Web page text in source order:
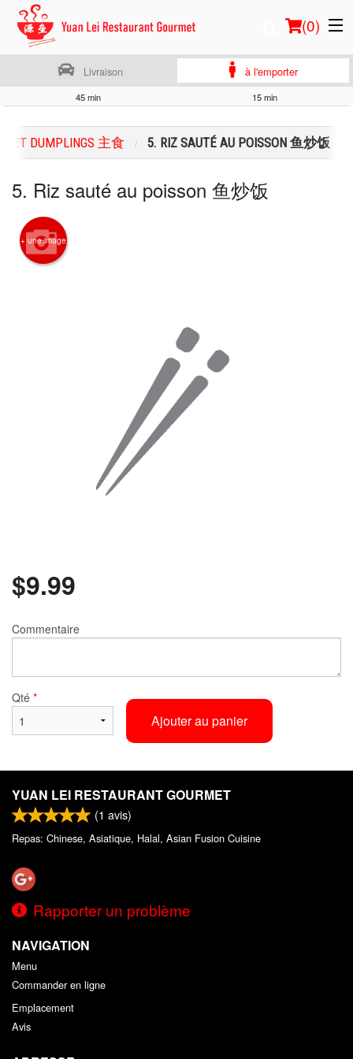
(0)
Emplacement
Français
Connection
Inscription
Livraison à l'emporter
45 min 15 min
ET DUMPLINGS 主食 5. RIZ SAUTÉ AU POISSON 鱼炒饭
5. Riz sauté au poisson 鱼炒饭
+ une image
$9.99
Commentaire
Qté *
Ajouter au panier
YUAN LEI RESTAURANT GOURMET
(1 avis)
Repas: Chinese, Asiatique, Halal, Asian Fusion Cuisine
Rapporter un problème
NAVIGATION
Menu
Commander en ligne
Emplacement
Avis